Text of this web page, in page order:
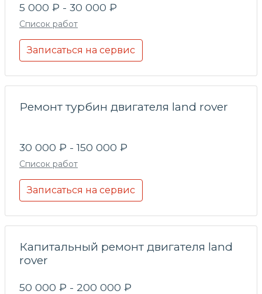
5 000 ₽ - 30 000 ₽
Список работ
Записаться на сервис
Ремонт турбин двигателя land rover
30 000 ₽ - 150 000 ₽
Список работ
Записаться на сервис
Капитальный ремонт двигателя land
rover
50 000 ₽ - 200 000 ₽